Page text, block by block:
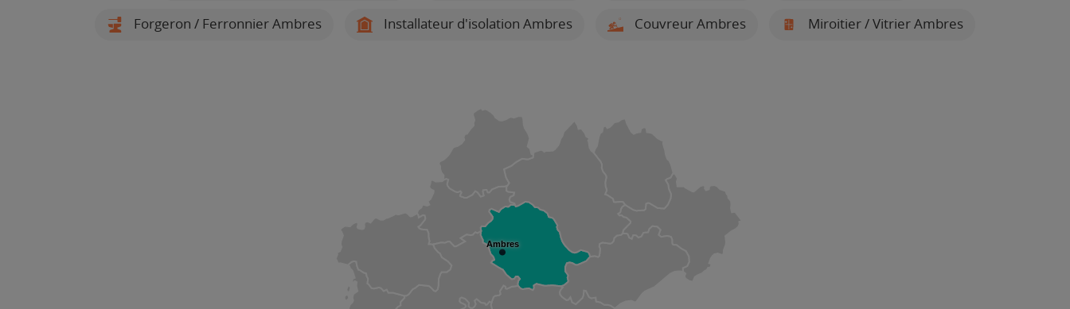
Forgeron / Ferronnier Ambres Installateur d'isolation Ambres Couvreur Ambres Miroitier / Vitrier Ambres
Ambres